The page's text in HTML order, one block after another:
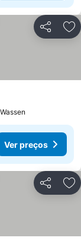
Partilhar
Ver preços
Partilhar